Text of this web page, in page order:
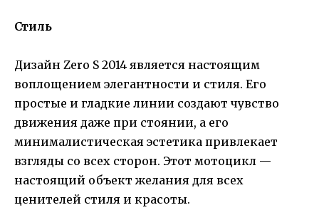
Стиль
Дизайн Zero S 2014 является настоящим
воплощением элегантности и стиля. Его
простые и гладкие линии создают чувство
движения даже при стоянии, а его
минималистическая эстетика привлекает
взгляды со всех сторон. Этот мотоцикл —
настоящий объект желания для всех
ценителей стиля и красоты.